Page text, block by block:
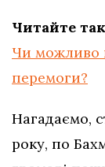
Читайте
Чи можливо
перемоги?
Нагадаємо,
року, по